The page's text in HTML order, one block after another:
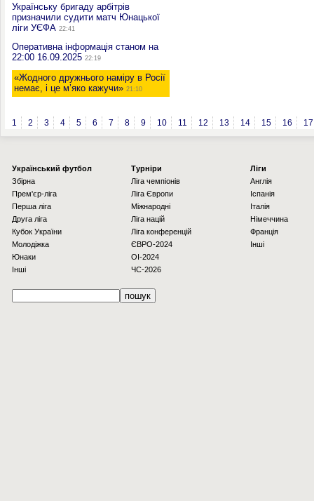
Українську бригаду арбітрів
призначили судити матч Юнацької
ліги УЄФА 22:41
Оперативна інформація станом на
22:00 16.09.2025 22:19
«Жодного дружнього наміру в Росії
немає, і це м’яко кажучи» 21:10
1 2 3 4 5 6 7 8 9 10 11 12 13 14 15 16 17
Українcький футбол
Збірна
Прем'єр-ліга
Перша ліга
Друга ліга
Кубок України
Молодіжка
Юнаки
Інші
Турніри
Ліга чемпіонів
Ліга Європи
Міжнародні
Ліга націй
Ліга конференцій
ЄВРО-2024
OI-2024
ЧС-2026
Ліги
Англія
Іспанія
Італія
Німеччина
Франція
Інші